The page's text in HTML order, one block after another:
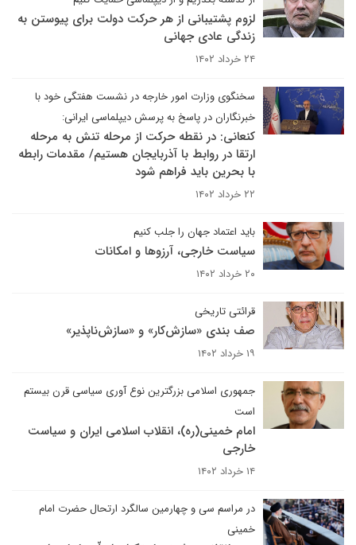
لزوم پشتیبانی از هر حرکت دولت برای پیوستن به
زندگی عادی جهانی
۲۴ خرداد ۱۴۰۲
سخنگوی وزارت امور خارجه در نشست هفتگی خود با
خبرنگاران در پاسخ به پرسش دیپلماسی ایرانی:
کنعانی: در نقطه حرکت از مرحله تنش به مرحله
ارتقا در روابط با آذربایجان هستیم/ مقدمات رابطه
با بحرین باید فراهم شود
۲۲ خرداد ۱۴۰۲
باید اعتماد جهان را جلب کنیم
سیاست خارجی، آرزوها و امکانات
۲۰ خرداد ۱۴۰۲
قرائتی تاریخی
صف بندی «سازش‌کار» و «سازش‌ناپذیر»
۱۹ خرداد ۱۴۰۲
جمهوری اسلامی بزرگترین نوع آوری سیاسی قرن بیستم
است
امام خمینی(ره)، انقلاب اسلامی ایران و سیاست
خارجی
۱۴ خرداد ۱۴۰۲
در مراسم سی و چهارمین سالگرد ارتحال حضرت امام
خمینی